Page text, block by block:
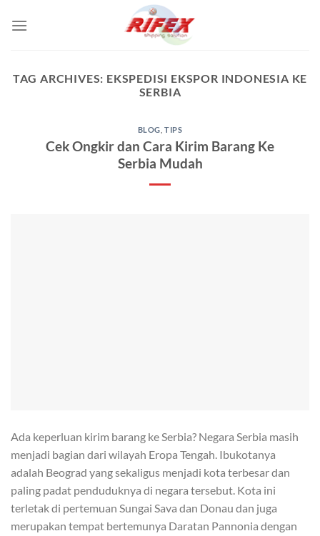
TAG ARCHIVES: EKSPEDISI EKSPOR INDONESIA KE
SERBIA
BLOG ,TIPS
Cek Ongkir dan Cara Kirim Barang Ke
Serbia Mudah
Ada keperluan kirim barang ke Serbia? Negara Serbia masih
menjadi bagian dari wilayah Eropa Tengah. Ibukotanya
adalah Beograd yang sekaligus menjadi kota terbesar dan
paling padat penduduknya di negara tersebut. Kota ini
terletak di pertemuan Sungai Sava dan Donau dan juga
merupakan tempat bertemunya Daratan Pannonia dengan